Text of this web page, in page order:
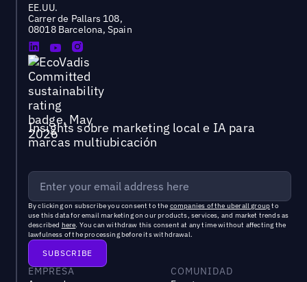
EE.UU.
Carrer de Pallars 108,
08018 Barcelona, Spain
Insights sobre marketing local e IA para
marcas multiubicación
By clicking on subscribe you consent to the companies of the uberall groupto
use this data for email marketing on our products, services, and market trends as
described here. You can withdraw this consent at any time without affecting the
lawfulness of the processing before its withdrawal.
EMPRESA
COMUNIDAD